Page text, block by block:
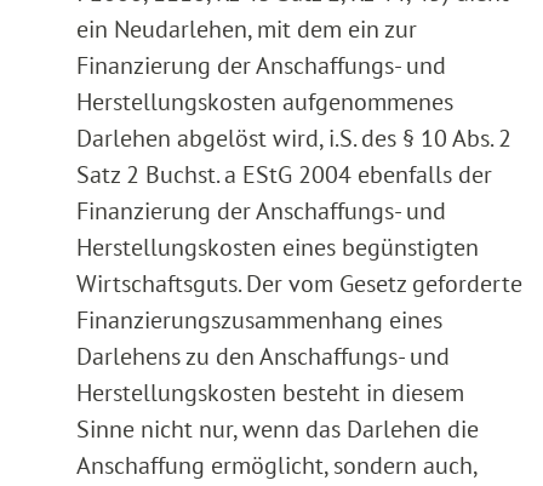
ein Neudarlehen, mit dem ein zur
Finanzierung der Anschaffungs- und
Herstellungskosten aufgenommenes
Darlehen abgelöst wird, i.S. des § 10 Abs. 2
Satz 2 Buchst. a EStG 2004 ebenfalls der
Finanzierung der Anschaffungs- und
Herstellungskosten eines begünstigten
Wirtschaftsguts. Der vom Gesetz geforderte
Finanzierungszusammenhang eines
Darlehens zu den Anschaffungs- und
Herstellungskosten besteht in diesem
Sinne nicht nur, wenn das Darlehen die
Anschaffung ermöglicht, sondern auch,